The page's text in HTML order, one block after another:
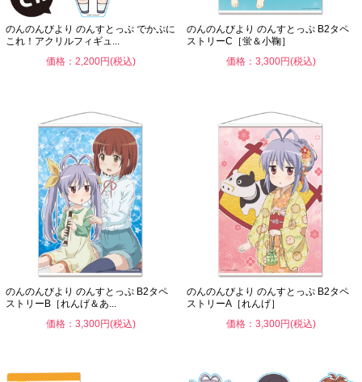
のんのんびより のんすとっぷ でかぷに
これ！アクリルフィギュ...
価格：2,200円(税込)
のんのんびより のんすとっぷ B2タペ
ストリーC［蛍＆小鞠］
価格：3,300円(税込)
のんのんびより のんすとっぷ B2タペ
ストリーB［れんげ＆あ...
価格：3,300円(税込)
のんのんびより のんすとっぷ B2タペ
ストリーA［れんげ］
価格：3,300円(税込)